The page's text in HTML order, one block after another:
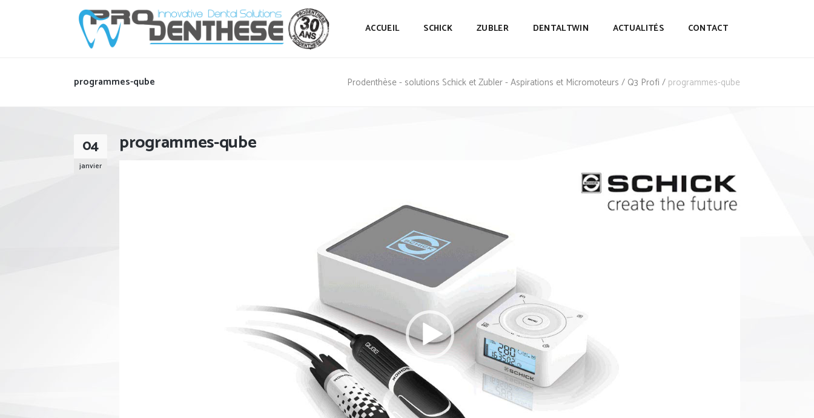
ACCUEIL SCHICK ZUBLER DENTALTWIN ACTUALITÉS CONTACT
programmes-qube Prodenthèse - solutions Schick et Zubler - Aspirations et Micromoteurs / Q3 Profi / programmes-qube
04
janvier
programmes-qube